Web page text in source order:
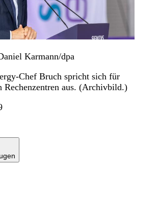
Karmann/dpa
Chef Bruch spricht sich für
Rechenzentren aus. (Archivbild.)